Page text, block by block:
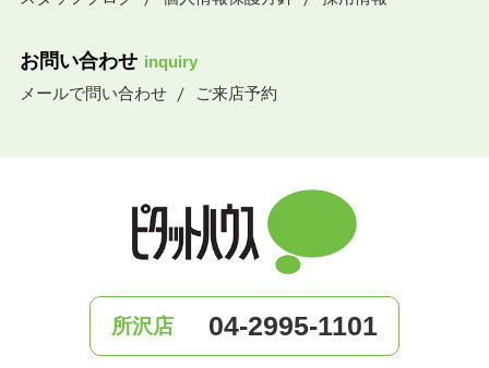
お問い合わせ inquiry
メールで問い合わせ
ご来店予約
所沢店 04-2995-1101